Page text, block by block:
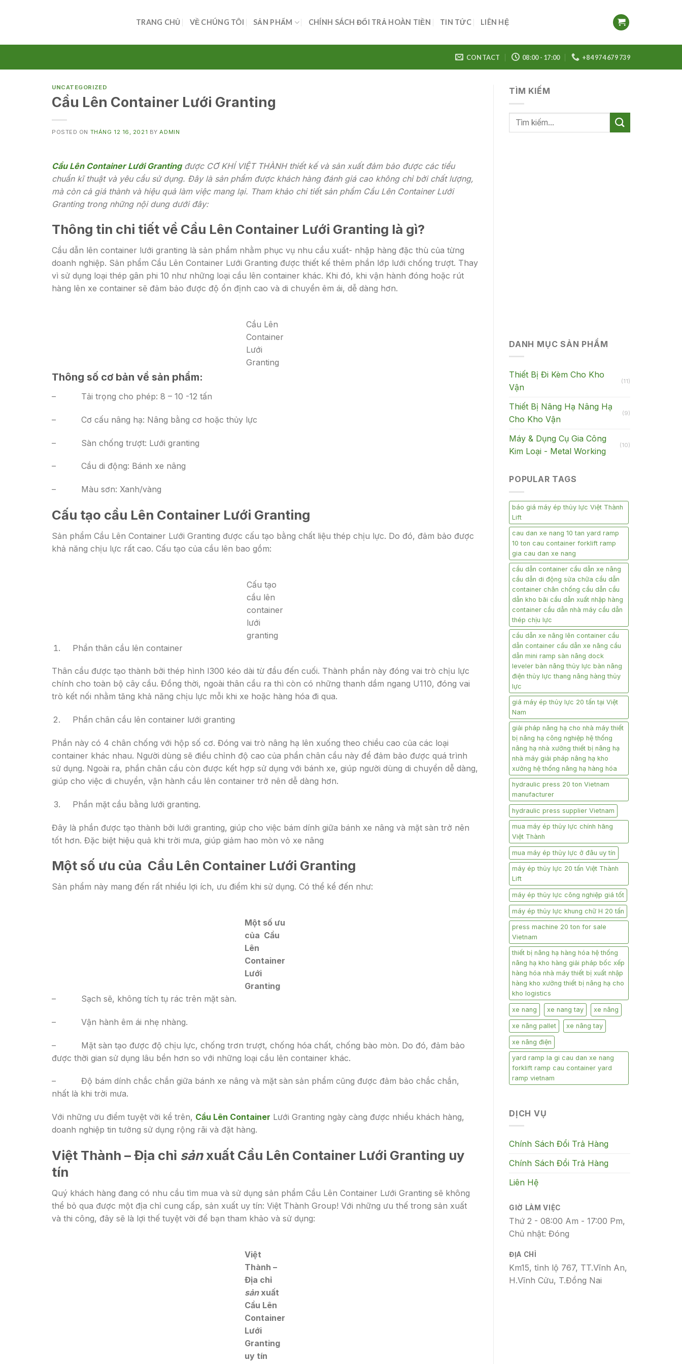
TRANG CHỦ VỀ CHÚNG TÔI SẢN PHẨM CHÍNH SÁCH ĐỔI TRẢ HOÀN TIỀN TIN TỨC LIÊN HỆ
CONTACT 08:00 - 17:00 +84 974 679 739
UNCATEGORIZED
Cầu Lên Container Lưới Granting
POSTED ON THÁNG 12 16, 2021 BYADMIN
Cầu Lên Container Lưới Grantingđược CƠ KHÍ VIỆT THÀNH thiết kế và sản xuất đảm bảo được các tiểu
chuẩn kĩ thuật và yêu cầu sử dụng. Đây là sản phẩm được khách hàng đánh giá cao không chỉ bởi chất lượng,
mà còn cả giá thành và hiệu quả làm việc mang lại. Tham khảo chi tiết sản phẩm Cầu Lên Container Lưới
Granting trong những nội dung dưới đây:
Thông tin chi tiết về Cầu Lên Container Lưới Granting là gì?
Cầu dẫn lên container lưới granting là sản phẩm nhằm phục vụ nhu cầu xuất- nhập hàng đặc thù của từng
doanh nghiệp. Sản phẩm Cầu Lên Container Lưới Granting được thiết kế thêm phần lớp lưới chống trượt. Thay
vì sử dụng loại thép gân phi 10 như những loại cầu lên container khác. Khi đó, khi vận hành đóng hoặc rút
hàng lên xe container sẽ đảm bảo được độ ổn định cao và di chuyển êm ái, dễ dàng hơn.
Cầu Lên
Container
Lưới
Granting
Thông số cơ bản về sản phẩm:
– Tải trọng cho phép: 8 – 10 -12 tấn
– Cơ cấu nâng hạ: Nâng bằng cơ hoặc thủy lực
– Sàn chống trượt: Lưới granting
– Cầu di động: Bánh xe nâng
– Màu sơn: Xanh/vàng
Cấu tạo cầu Lên Container Lưới Granting
Sản phẩm Cầu Lên Container Lưới Granting được cấu tạo bằng chất liệu thép chịu lực. Do đó, đảm bảo được
khả năng chịu lực rất cao. Cấu tạo của cầu lên bao gồm:
Cấu tạo
cầu lên
container
lưới
granting
Phần thân cầu lên container
Thân cầu được tạo thành bởi thép hình I300 kéo dài từ đầu đến cuối. Thành phần này đóng vai trò chịu lực
chính cho toàn bộ cây cầu. Đồng thời, ngoài thân cầu ra thì còn có những thanh dầm ngang U110, đóng vai
trò kết nối nhằm tăng khả năng chịu lực mỗi khi xe hoặc hàng hóa đi qua.
Phần chân cầu lên container lưới granting
Phần này có 4 chân chống với hộp số cơ. Đóng vai trò nâng hạ lên xuống theo chiều cao của các loại
container khác nhau. Người dùng sẽ điều chỉnh độ cao của phần chân cầu này để đảm bảo được quá trình
sử dụng. Ngoài ra, phần chân cầu còn được kết hợp sử dụng với bánh xe, giúp người dùng di chuyển dễ dàng,
giúp cho việc di chuyển, vận hành cầu lên container trở nên dễ dàng hơn.
Phần mặt cầu bằng lưới granting.
Đây là phần được tạo thành bởi lưới granting, giúp cho việc bám dính giữa bánh xe nâng và mặt sàn trở nên
tốt hơn. Đặc biệt hiệu quả khi trời mưa, giúp giảm hao mòn vỏ xe nâng
Một số ưu của Cầu Lên Container Lưới Granting
Sản phẩm này mang đến rất nhiều lợi ích, ưu điểm khi sử dụng. Có thể kể đến như:
Một số ưu
của Cầu
Lên
Container
Lưới
Granting
– Sạch sẽ, không tích tụ rác trên mặt sàn.
– Vận hành êm ái nhẹ nhàng.
– Mặt sàn tạo được độ chịu lực, chống trơn trượt, chống hóa chất, chống bào mòn. Do đó, đảm bảo
được thời gian sử dụng lâu bền hơn so với những loại cầu lên container khác.
– Độ bám dính chắc chắn giữa bánh xe nâng và mặt sàn sản phẩm cũng được đảm bảo chắc chắn,
nhất là khi trời mưa.
Với những ưu điểm tuyệt vời kể trên, Cầu Lên Container Lưới Granting ngày càng được nhiều khách hàng,
doanh nghiệp tin tưởng sử dụng rộng rãi và đặt hàng.
Việt Thành – Địa chỉ sảnxuất Cầu Lên Container Lưới Granting uy
tín
Quý khách hàng đang có nhu cầu tìm mua và sử dụng sản phẩm Cầu Lên Container Lưới Granting sẽ không
thể bỏ qua được một địa chỉ cung cấp, sản xuất uy tín: Việt Thành Group! Với những ưu thế trong sản xuất
và thi công, đây sẽ là lợi thế tuyệt vời để bạn tham khảo và sử dụng:
Việt
Thành –
Địa chỉ
sản xuất
Cầu Lên
Container
Lưới
Granting
uy tín
TÌM KIẾM
DANH MỤC SẢN PHẨM
Thiết Bị Đi Kèm Cho Kho
Vận
(11)
Thiết Bị Nâng Hạ Nâng Hạ
Cho Kho Vận
(9)
Máy & Dụng Cụ Gia Công
Kim Loại - Metal Working
(10)
POPULAR TAGS
báo giá máy ép thủy lực Việt Thành
Lift
cau dan xe nang 10 tan yard ramp
10 ton cau container forklift ramp
gia cau dan xe nang
cầu dẫn container cầu dẫn xe nâng
cầu dẫn di động sửa chữa cầu dẫn
container chân chống cầu dẫn cầu
dẫn kho bãi cầu dẫn xuất nhập hàng
container cầu dẫn nhà máy cầu dẫn
thép chịu lực
cầu dẫn xe nâng lên container cầu
dẫn container cầu dẫn xe nâng cầu
dẫn mini ramp sàn nâng dock
leveler bàn nâng thủy lực bàn nâng
điện thủy lực thang nâng hàng thủy
lực
giá máy ép thủy lực 20 tấn tại Việt
Nam
giải pháp nâng hạ cho nhà máy thiết
bị nâng hạ công nghiệp hệ thống
nâng hạ nhà xưởng thiết bị nâng hạ
nhà máy giải pháp nâng hạ kho
xưởng hệ thống nâng hạ hàng hóa
hydraulic press 20 ton Vietnam
manufacturer
hydraulic press supplier Vietnam
mua máy ép thủy lực chính hãng
Việt Thành
mua máy ép thủy lực ở đâu uy tín
máy ép thủy lực 20 tấn Việt Thành
Lift
máy ép thủy lực công nghiệp giá tốt
máy ép thủy lực khung chữ H 20 tấn
press machine 20 ton for sale
Vietnam
thiết bị nâng hạ hàng hóa hệ thống
nâng hạ kho hàng giải pháp bốc xếp
hàng hóa nhà máy thiết bị xuất nhập
hàng kho xưởng thiết bị nâng hạ cho
kho logistics
xe nang xe nang tay xe nâng
xe nâng pallet xe nâng tay
xe nâng điện
yard ramp la gi cau dan xe nang
forklift ramp cau container yard
ramp vietnam
DỊCH VỤ
Chính Sách Đổi Trả Hàng
Chính Sách Đổi Trả Hàng
Liên Hệ
GIỜ LÀM VIỆC
Thứ 2 - 08:00 Am - 17:00 Pm,
Chủ nhật: Đóng
ĐỊA CHỈ
Km15, tỉnh lộ 767, TT.Vĩnh An,
H.Vĩnh Cửu, T.Đồng Nai